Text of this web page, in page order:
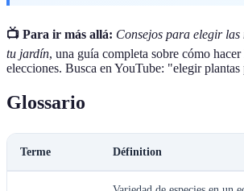
📺 Para ir más allá: Consejos para elegir
tu jardín, una guía completa sobre cómo hacer
elecciones. Busca en YouTube: "elegir
Glossario
Terme Définition